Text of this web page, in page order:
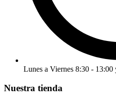
Lunes a Viernes 8:30 - 13:00
Nuestra tienda